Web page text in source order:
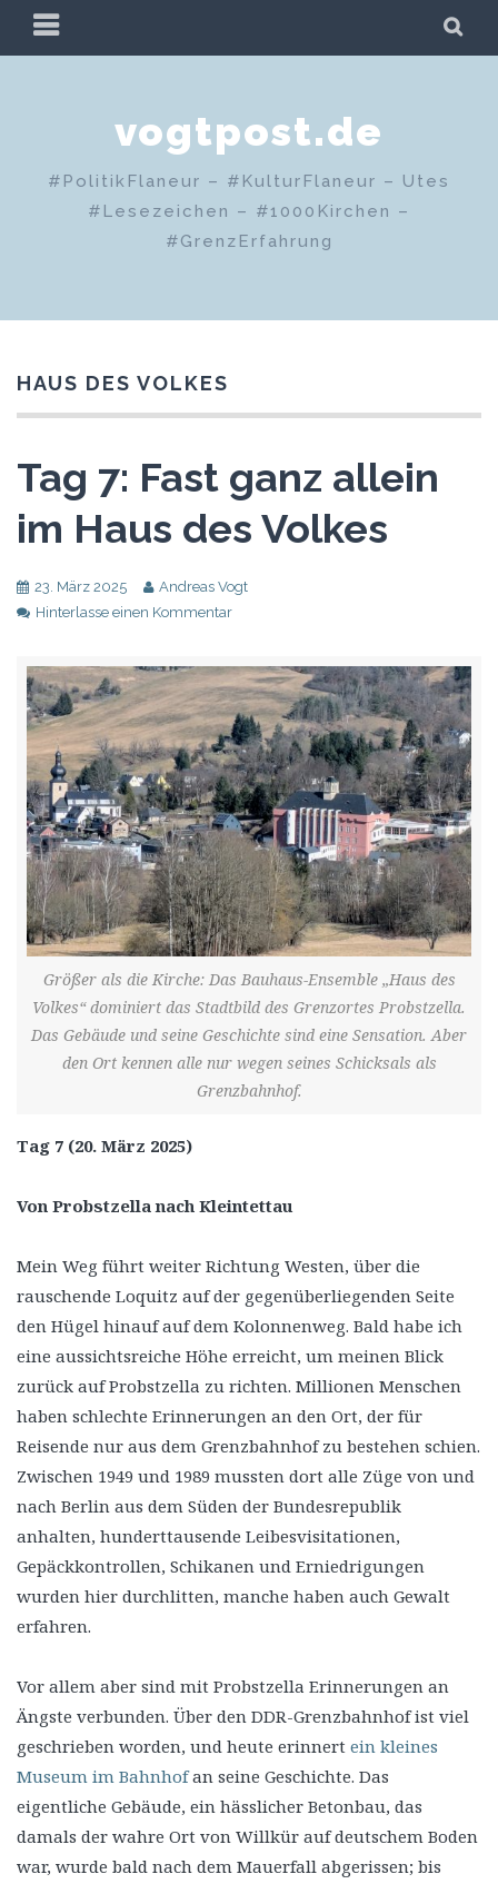
Zum
PRIMÄRES
MENÜ
vogtpost.de
#PolitikFlaneur – #KulturFlaneur – Utes
#Lesezeichen – #1000Kirchen –
#GrenzErfahrung
HAUS DES VOLKES
Tag 7: Fast ganz allein
im Haus des Volkes
23. März 2025
Andreas Vogt
Hinterlasse einen Kommentar
Größer als die Kirche: Das Bauhaus-Ensemble „Haus des
Volkes“ dominiert das Stadtbild des Grenzortes Probstzella.
Das Gebäude und seine Geschichte sind eine Sensation. Aber
den Ort kennen alle nur wegen seines Schicksals als
Grenzbahnhof.
Tag 7 (20. März 2025)
Von Probstzella nach Kleintettau
Mein Weg führt weiter Richtung Westen, über die
rauschende Loquitz auf der gegenüberliegenden Seite
den Hügel hinauf auf dem Kolonnenweg. Bald habe ich
eine aussichtsreiche Höhe erreicht, um meinen Blick
zurück auf Probstzella zu richten. Millionen Menschen
haben schlechte Erinnerungen an den Ort, der für
Reisende nur aus dem Grenzbahnhof zu bestehen schien.
Zwischen 1949 und 1989 mussten dort alle Züge von und
nach Berlin aus dem Süden der Bundesrepublik
anhalten, hunderttausende Leibesvisitationen,
Gepäckkontrollen, Schikanen und Erniedrigungen
wurden hier durchlitten, manche haben auch Gewalt
erfahren.
Vor allem aber sind mit Probstzella Erinnerungen an
Ängste verbunden. Über den DDR-Grenzbahnhof ist viel
geschrieben worden, und heute erinnert ein kleines
Museum im Bahnhofan seine Geschichte. Das
eigentliche Gebäude, ein hässlicher Betonbau, das
damals der wahre Ort von Willkür auf deutschem Boden
war, wurde bald nach dem Mauerfall abgerissen; bis